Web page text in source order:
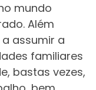
mundo
Além
assumir a
familiares
bastas vezes,